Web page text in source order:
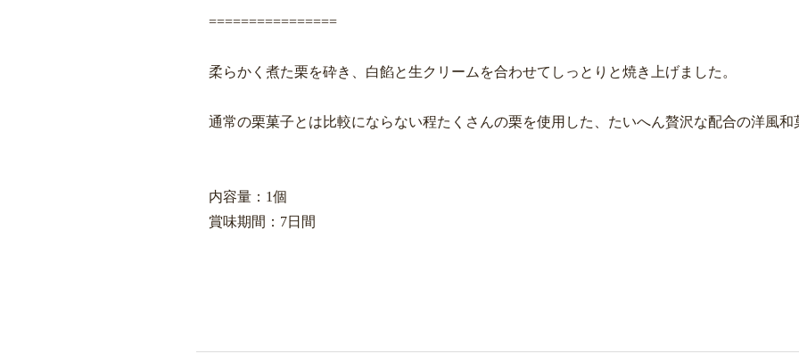
================
柔らかく煮た栗を砕き、白餡と生クリームを合わせてしっとりと焼き上げました。
通常の栗菓子とは比較にならない程たくさんの栗を使用した、たいへん贅沢な配合の洋風和
内容量：1個
賞味期間：7日間